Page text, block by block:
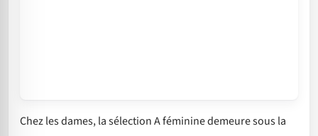
Chez les dames, la sélection A féminine demeure sous la